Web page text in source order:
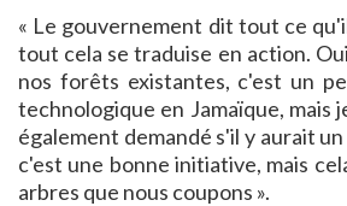
« Le gouvernement dit tout ce
tout cela se traduise en action.
nos forêts existantes, c'est un
technologique en Jamaïque, mais
également demandé s'il y aurait
c'est une bonne initiative, mais
arbres que nous coupons ».